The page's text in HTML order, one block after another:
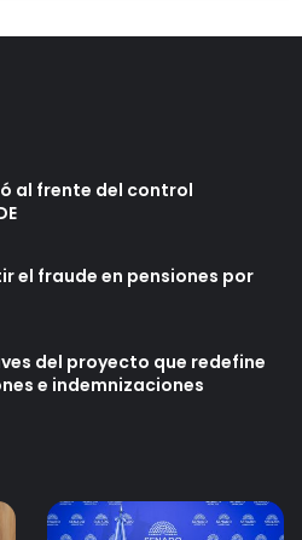
al frente del control
el fraude en pensiones por
del proyecto que redefine
e indemnizaciones